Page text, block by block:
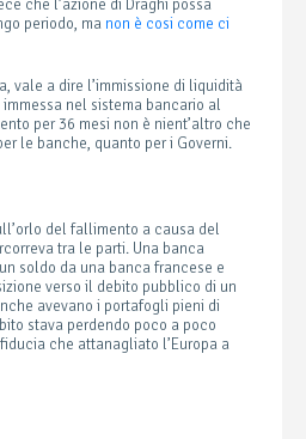
che l’azione di Draghi possa
periodo, ma non è cosi come ci
vale a dire l’immissione di liquidità
nel sistema bancario al
per 36 mesi non è nient’altro che
le banche, quanto per i Governi.
del fallimento a causa del
tra le parti. Una banca
soldo da una banca francese e
verso il debito pubblico di un
avevano i portafogli pieni di
stava perdendo poco a poco
che attanagliato l’Europa a